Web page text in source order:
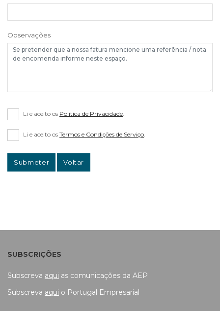
Observações
Li e aceito os Politica de Privacidade
Li e aceito os Termos e Condições de Serviço.
Submeter Voltar
SUBSCRIÇÕES
Subscreva aqui as comunicações da AEP
Subscreva aqui o Portugal Empresarial